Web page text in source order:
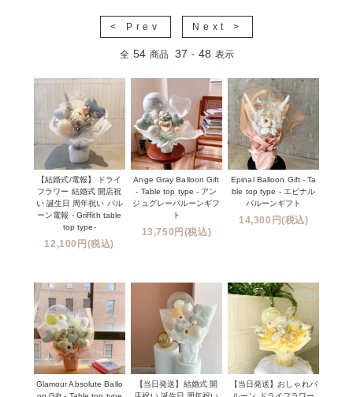
< Prev Next >
全 54 商品 37 - 48 表示
【結婚式/電報】 ドライ
フラワー 結婚式 開店祝
い 誕生日 周年祝い バル
ーン電報 - Griffith table
top type-
12,100円(税込)
Ange Gray Balloon Gift
- Table top type - アン
ジュグレーバルーンギフ
ト
13,750円(税込)
Epinal Balloon Gift - Ta
ble top type - エピナル
バルーンギフト
14,300円(税込)
Glamour Absolute Ballo
【当日発送】結婚式 開
【当日発送】おしゃれバ